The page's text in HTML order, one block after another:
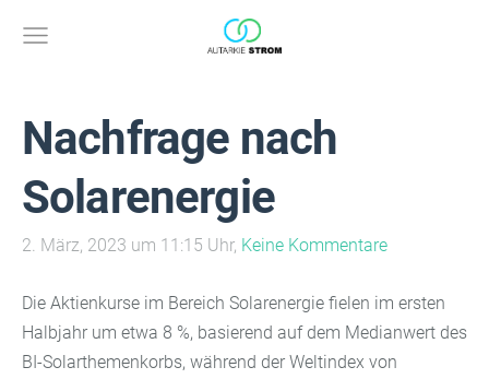
Nachfrage nach
Solarenergie
2. März, 2023 um 11:15 Uhr, Keine Kommentare
Die Aktienkurse im Bereich Solarenergie fielen im ersten
Halbjahr um etwa 8 %, basierend auf dem Medianwert des
BI-Solarthemenkorbs, während der Weltindex von